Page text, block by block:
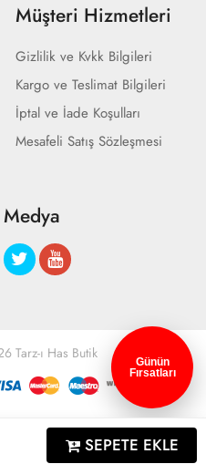
SEPETE EKLE
Müşteri Hizmetleri
Gizlilik ve Kvkk Bilgileri
Kargo ve Teslimat Bilgileri
İptal ve İade Koşulları
Mesafeli Satış Sözleşmesi
Tarz-ı Has Butik
by innovation
Sipariş Takibi İletişim
Günün
Fırsatları